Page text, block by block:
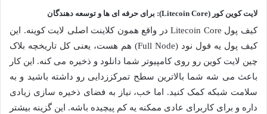
لایت کوین کور (Litecoin Core): برای حرفه ای ها و توسعه دهندگان
کیف پول Litecoin Core در واقع همون کلاینت اصلی لایت کوینه. این
کیف پول یه فول نود (Full Node) هم هست، یعنی کل تاریخچه بلاک
چین لایت کوین رو روی کامپیوتر شما دانلود و ذخیره می کنه. این کار
باعث می شه شما بالاترین سطح تمرکززدایی رو داشته باشید و به
سلامت شبکه کمک کنید. اما خب، نیاز به فضای ذخیره سازی زیادی
داره و برای کاربرای عادی ممکنه یه کم پیچیده باشه. این گزینه بیشتر